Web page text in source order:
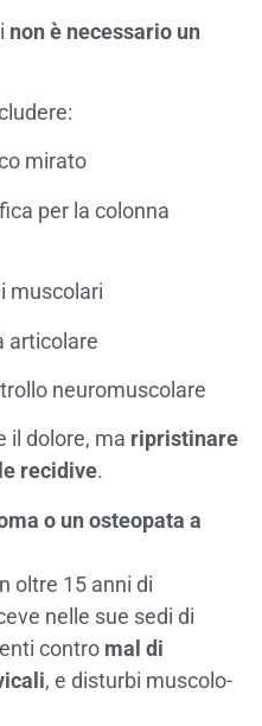
non è necessario un
mirato
per la colonna
muscolari
articolare
neuromuscolare
il dolore, ma ripristinare
recidive.
o un osteopata a
oltre 15 anni di
nelle sue sedi di
contro mal di
, e disturbi muscolo-